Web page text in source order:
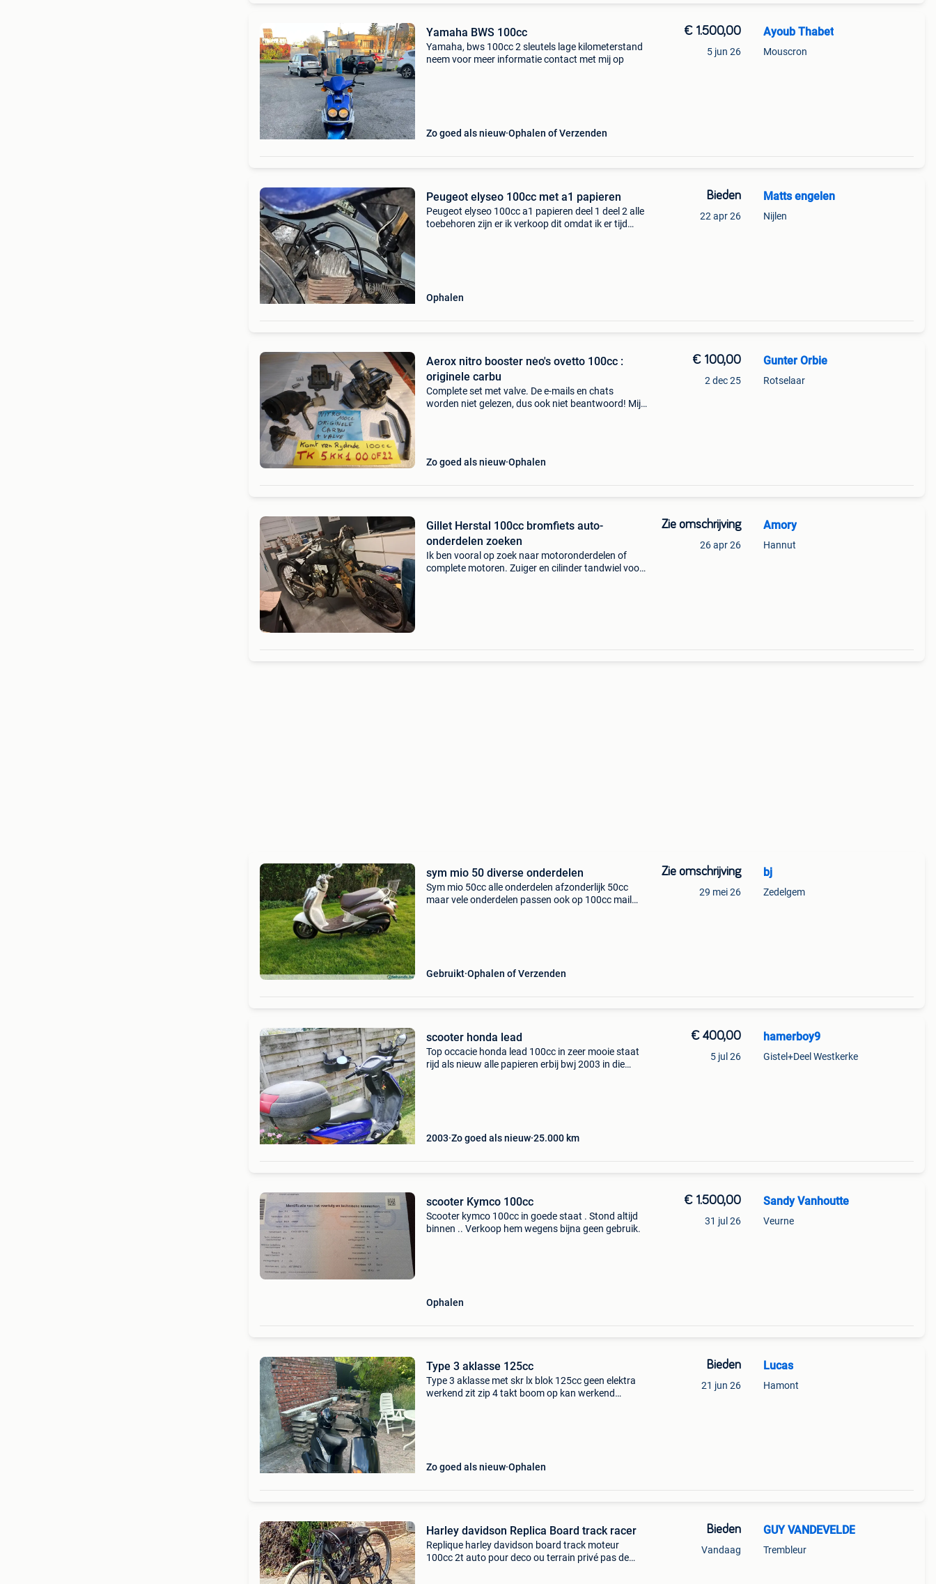
Yamaha BWS 100cc
Yamaha, bws 100cc 2 sleutels lage kilometerstand
neem voor meer informatie contact met mij op
Zo goed als nieuw Ophalen of Verzenden
€ 1.500,00
5 jun 26
Ayoub Thabet
Mouscron
Peugeot elyseo 100cc met a1 papieren
Peugeot elyseo 100cc a1 papieren deel 1 deel 2 alle
toebehoren zijn er ik verkoop dit omdat ik er tijd
Ophalen
Bieden
22 apr 26
Matts engelen
Nijlen
Aerox nitro booster neo's ovetto 100cc :
originele carbu
Complete set met valve. De e-mails en chats
worden niet gelezen, dus ook niet beantwoord! Mijn
Zo goed als nieuw Ophalen
€ 100,00
2 dec 25
Gunter Orbie
Rotselaar
Gillet Herstal 100cc bromfiets auto-
onderdelen zoeken
Ik ben vooral op zoek naar motoronderdelen of
complete motoren. Zuiger en cilinder tandwiel voor
Zie omschrijving
26 apr 26
Amory
Hannut
sym mio 50 diverse onderdelen
Sym mio 50cc alle onderdelen afzonderlijk 50cc
maar vele onderdelen passen ook op 100cc mail
Gebruikt Ophalen of Verzenden
Zie omschrijving
29 mei 26
bj
Zedelgem
scooter honda lead
Top occacie honda lead 100cc in zeer mooie staat
rijd als nieuw alle papieren erbij bwj 2003 in die
2003 Zo goed als nieuw 25.000 km
€ 400,00
5 jul 26
hamerboy9
Gistel+Deel Westkerke
scooter Kymco 100cc
Scooter kymco 100cc in goede staat . Stond altijd
binnen .. Verkoop hem wegens bijna geen gebruik.
Ophalen
€ 1.500,00
31 jul 26
Sandy Vanhoutte
Veurne
Type 3 aklasse 125cc
Type 3 aklasse met skr lx blok 125cc geen elektra
werkend zit zip 4 takt boom op kan werkend
Zo goed als nieuw Ophalen
Bieden
21 jun 26
Lucas
Hamont
Harley davidson Replica Board track racer
Replique harley davidson board track moteur
100cc 2t auto pour deco ou terrain privé pas de
Bieden
Vandaag
GUY VANDEVELDE
Trembleur